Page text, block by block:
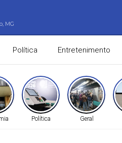
MG
Política Entretenimento
Política Geral